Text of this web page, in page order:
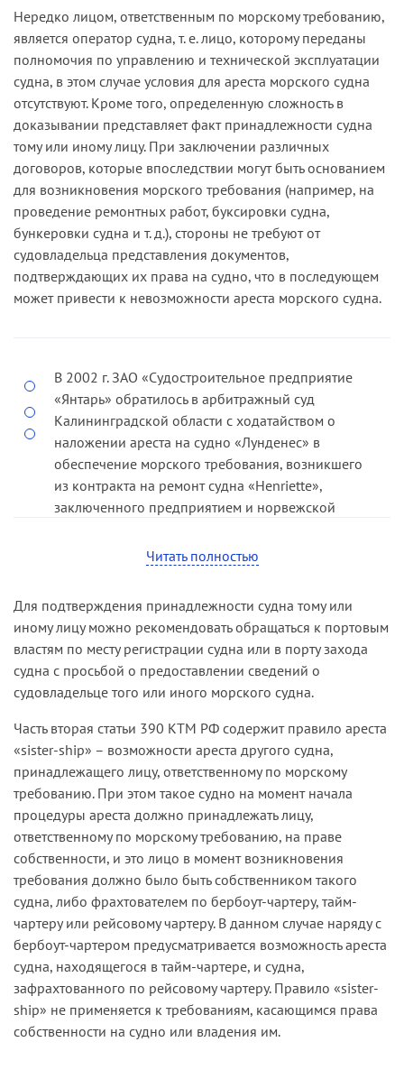
вне зависимости оттого, что на момент ареста
судно принадлежало другому лицу»
(постановление Тринадцатого арбитражного
апелляционного суда от 18.07.05,
постановление Федерального арбитражного
суда Северо-Западного округа от 22.09.05 по
делу № А56-6876/05).
Нередко лицом, ответственным по морскому требованию,
является оператор судна, т. е. лицо, которому переданы
полномочия по управлению и технической эксплуатации
судна, в этом случае условия для ареста морского судна
отсутствуют. Кроме того, определенную сложность в
доказывании представляет факт принадлежности судна
тому или иному лицу. При заключении различных
договоров, которые впоследствии могут быть основанием
для возникновения морского требования (например, на
проведение ремонтных работ, буксировки судна,
бункеровки судна и т. д.), стороны не требуют от
судовладельца представления документов,
подтверждающих их права на судно, что в последующем
может привести к невозможности ареста морского судна.
В 2002 г. ЗАО «Судостроительное предприятие
«Янтарь» обратилось в арбитражный суд
Калининградской области с ходатайством о
наложении ареста на судно «Лунденес» в
обеспечение морского требования, возникшего
из контракта на ремонт судна «Henriette»,
заключенного предприятием и норвежской
Судом ходатайство было удовлетворено. На
определение о принятии мер по обеспечению
удовлетворен Президиумом Высшего
Арбитражного Суда в связи с тем, что в
соответствии с пунктом 1 статьи 3
Международной конвенции об унификации
некоторых правил, касающихся ареста морских
судов 1952 г., лицо, имеющее морское
требование, может арестовать или конкретное
судно, в отношении которого возникло морское
требование, или любое другое судно,
принадлежащее лицу, которое на момент
возникновения морского требования было
собственником конкретного судна.
Согласно пункту 2 статьи 3 Конвенции суда будут
считаться имеющими одного и того же
собственника, когда все доли собственности
будут принадлежать одному и тому же лицу или
одним и тем же лицам.
Как указано в пункте 4 статьи 3 Конвенции, в
случае фрахтования судна с передачей полного
Читать полностью
Для подтверждения принадлежности судна тому или
иному лицу можно рекомендовать обращаться к портовым
властям по месту регистрации судна или в порту захода
судна с просьбой о предоставлении сведений о
судовладельце того или иного морского судна.
Часть вторая статьи 390 КТМ РФ содержит правило ареста
«sister-ship» – возможности ареста другого судна,
принадлежащего лицу, ответственному по морскому
требованию. При этом такое судно на момент начала
процедуры ареста должно принадлежать лицу,
ответственному по морскому требованию, на праве
собственности, и это лицо в момент возникновения
требования должно было быть собственником такого
судна, либо фрахтователем по бербоут-чартеру, тайм-
чартеру или рейсовому чартеру. В данном случае наряду с
бербоут-чартером предусматривается возможность ареста
судна, находящегося в тайм-чартере, и судна,
зафрахтованного по рейсовому чартеру. Правило «sister-
ship» не применяется к требованиям, касающимся права
собственности на судно или владения им.